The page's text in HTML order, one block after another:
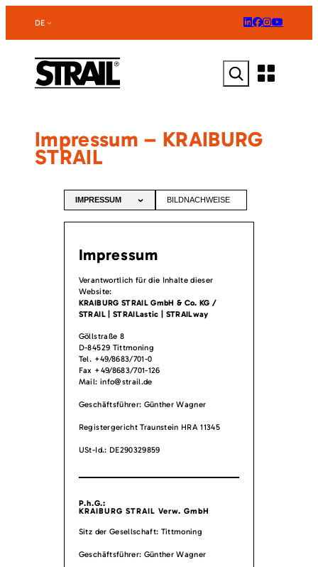
DE
Suchen
Impressum – KRAIBURG
STRAIL
IMPRESSUM BILDNACHWEISE
Impressum
Verantwortlich für die Inhalte dieser
Website:
KRAIBURG STRAIL GmbH & Co. KG /
STRAIL | STRAILastic | STRAILway
Göllstraße 8
D-84529 Tittmoning
Tel. +49/8683/701-0
Fax +49/8683/701-126
Mail: info@strail.de
Geschäftsführer: Günther Wagner
Registergericht Traunstein HRA 11345
USt-Id.: DE290329859
P.h.G.:
KRAIBURG STRAIL Verw. GmbH
Sitz der Gesellschaft: Tittmoning
Geschäftsführer: Günther Wagner